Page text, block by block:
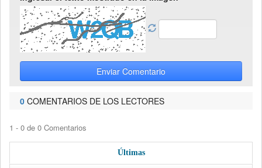
Enviar Comentario
0 COMENTARIOS DE LOS LECTORES
1 - 0 de 0 Comentarios
Últimas